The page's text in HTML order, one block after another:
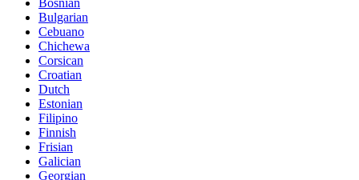
Bulgarian
Cebuano
Chichewa
Corsican
Croatian
Dutch
Estonian
Filipino
Finnish
Frisian
Galician
Georgian